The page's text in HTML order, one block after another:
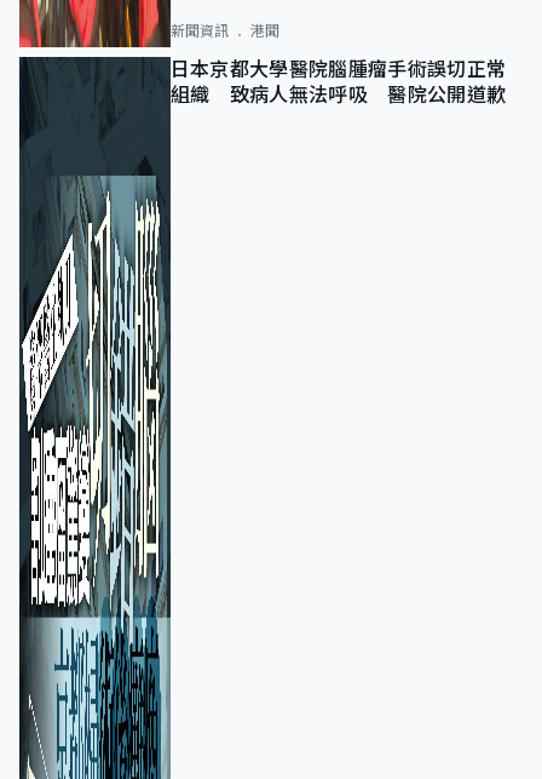
新聞資訊 港聞
日本京都大學醫院腦腫瘤手術誤切正常
組織 致病人無法呼吸 醫院公開道歉